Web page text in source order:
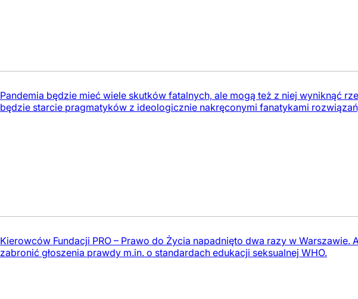
Pandemia będzie mieć wiele skutków fatalnych, ale mogą też z niej wyniknąć
będzie starcie pragmatyków z ideologicznie nakręconymi fanatykami
Kierowców Fundacji PRO – Prawo do Życia napadnięto dwa razy w
zabronić głoszenia prawdy m.in. o standardach edukacji seksualnej WHO.